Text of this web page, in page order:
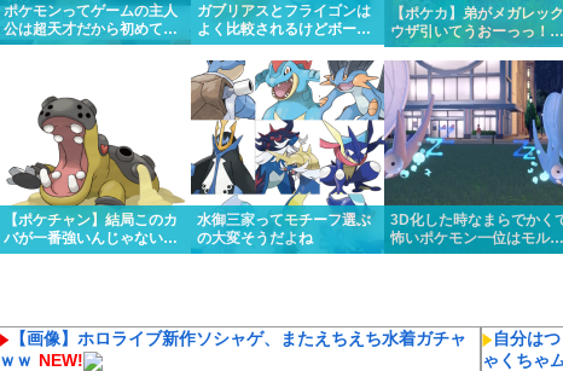
ポケモンってゲームの主人
公は超天才だから初めて出
場したポケモンリーグもさ
ガブリアスとフライゴンは
よく比較されるけどボーマ
ンダやカイリューとチルタ
リスってあんまり比較され
ないよね
【ポケカ】弟がメガレック
ウザ引いてうおーっっ！！
かっけー！！って一緒にな
ってるんだけど…
【ポケチャン】結局このカ
バが一番強いんじゃない
か？
水御三家ってモチーフ選ぶ
の大変そうだよね
3D化した時なまらでかく
怖いポケモン一位はモルフ
ォンに決定いたしました
【画像】ホロライブ新作ソシャゲ、またえちえち水着ガチャ
ｗｗ NEW!
自分は
ゃくちゃ